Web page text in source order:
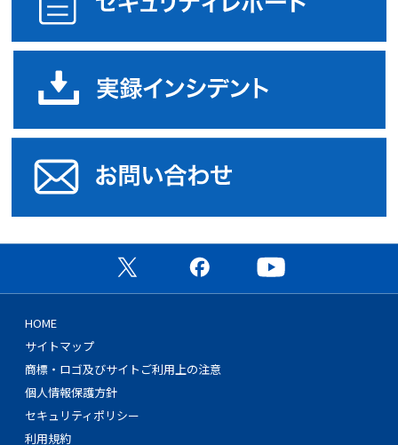
公式X（旧Twitter）ページ
公式Facebookページ
HOME
サイトマップ
商標・ロゴ及びサイトご利用上の注意
個人情報保護方針
セキュリティポリシー
利用規約